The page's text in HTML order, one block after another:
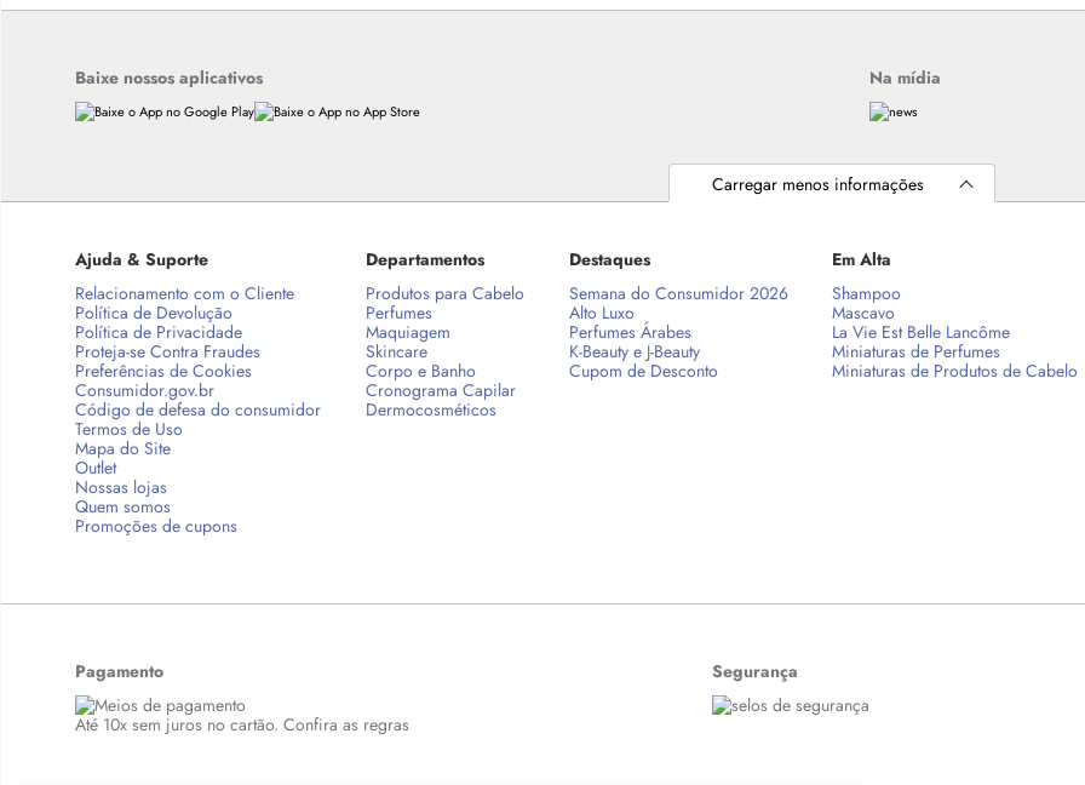
Baixe nossos aplicativos Na mídia
Carregar menos informações
Ajuda & Suporte
Relacionamento com o Cliente
Política de Devolução
Política de Privacidade
Proteja-se Contra Fraudes
Preferências de Cookies
Consumidor.gov.br
Código de defesa do consumidor
Termos de Uso
Mapa do Site
Outlet
Nossas lojas
Quem somos
Promoções de cupons
Departamentos
Produtos para Cabelo
Perfumes
Maquiagem
Skincare
Corpo e Banho
Cronograma Capilar
Dermocosméticos
Destaques
Semana do Consumidor 2026
Alto Luxo
Perfumes Árabes
K-Beauty e J-Beauty
Cupom de Desconto
Em Alta
Shampoo
Mascavo
La Vie Est Belle Lancôme
Miniaturas de Perfumes
Miniaturas de Produtos de Cabelo
Pagamento
Até 10x sem juros no cartão. Confira as regras
Segurança